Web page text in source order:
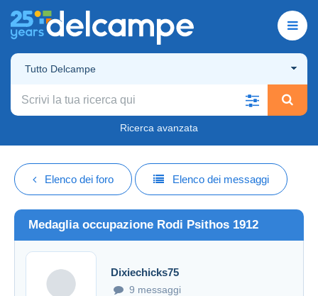
Tutto Delcampe
Ricerca avanzata
Elenco dei foro Elenco dei messaggi
Medaglia occupazione Rodi Psithos 1912
Dixiechicks75
9 messaggi